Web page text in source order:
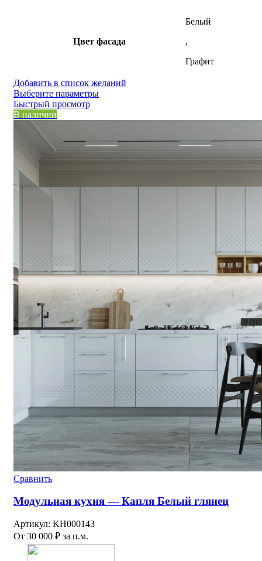
Цвет фасада
Белый
,
Графит
Добавить в список желаний
Выберите параметрыЭтот
Опции
странице
Быстрый просмотр
В наличии
Сравнить
Модульная кухня — Капля Белый глянец
Артикул: KH000143
От 30 000 ₽ за п.м.